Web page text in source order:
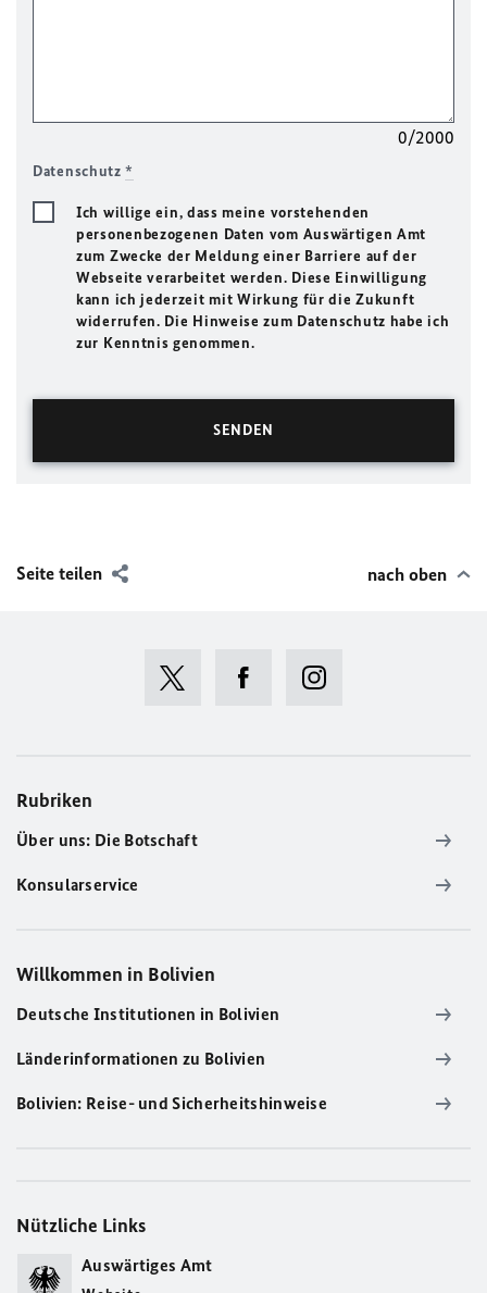
0/2000
Datenschutz*
Ich willige ein, dass meine vorstehenden
personenbezogenen Daten vom Auswärtigen Amt
zum Zwecke der Meldung einer Barriere auf der
Webseite verarbeitet werden. Diese Einwilligung
kann ich jederzeit mit Wirkung für die Zukunft
widerrufen. Die Hinweise zum Datenschutz habe ich
zur Kenntnis genommen.
Seite teilen nach oben
Rubriken
Über uns: Die Botschaft
Konsularservice
Willkommen in Bolivien
Deutsche Institutionen in Bolivien
Länderinformationen zu Bolivien
Bolivien: Reise- und Sicherheitshinweise
Nützliche Links
Auswärtiges Amt